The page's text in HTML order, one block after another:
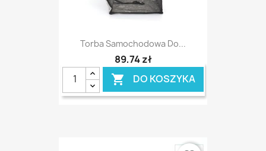
Torba Samochodowa Do...
89,74 zł
 DO KOSZYKA